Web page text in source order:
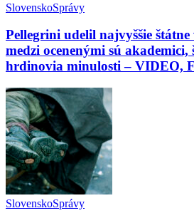
SlovenskoSprávy
Pellegrini udelil najvyššie
medzi ocenenými sú akademici,
hrdinovia minulosti – VIDEO,
SlovenskoSprávy